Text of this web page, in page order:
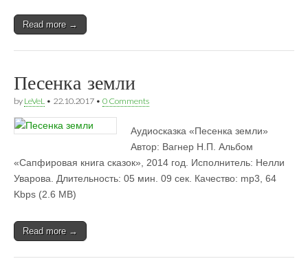
Read more →
Песенка земли
by LeVeL • 22.10.2017 • 0 Comments
Аудиосказка «Песенка земли»
Автор: Вагнер Н.П. Альбом
«Сапфировая книга сказок», 2014 год. Исполнитель: Нелли
Уварова. Длительность: 05 мин. 09 сек. Качество: mp3, 64
Kbps (2.6 MB)
Read more →